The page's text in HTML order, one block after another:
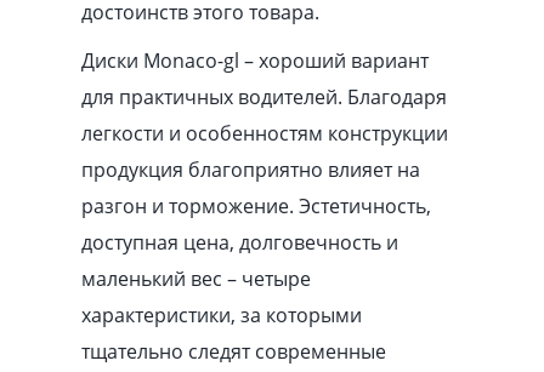
достоинств этого товара.
Диски Monaco-gl – хороший вариант
для практичных водителей. Благодаря
легкости и особенностям конструкции
продукция благоприятно влияет на
разгон и торможение. Эстетичность,
доступная цена, долговечность и
маленький вес – четыре
характеристики, за которыми
тщательно следят современные